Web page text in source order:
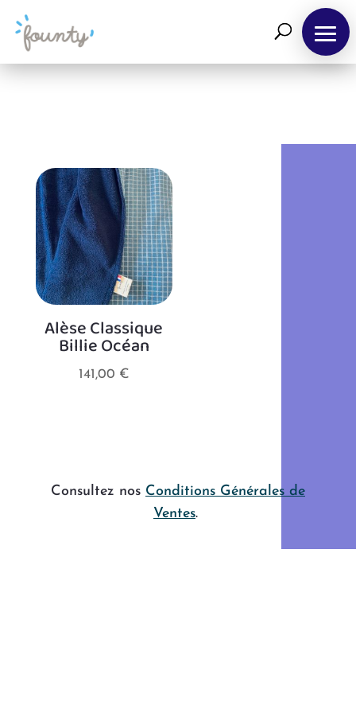
PROPOS
FOUNTYTHÈQUE
Alèse Classique
Billie Océan
141,00 €
Consultez nos Conditions Générales de
Ventes.